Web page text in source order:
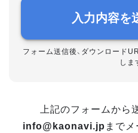
入力内容を
フォーム送信後、ダウンロード
しま
上記のフォームから
info@kaonavi.jp まで